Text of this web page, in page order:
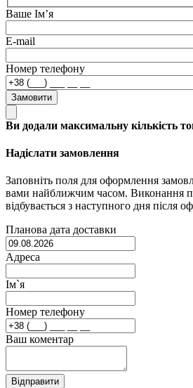
Ваше Ім’я
E-mail
Номер телефону
Замовити
Ви додали максимальну кількість
Надіслати замовлення
Заповніть поля для оформлення
вами найближчим часом. Виконання
відбувається з наступного дня після
Планова дата доставки
Адреса
Ім`я
Номер телефону
Ваш коментар
Відправити